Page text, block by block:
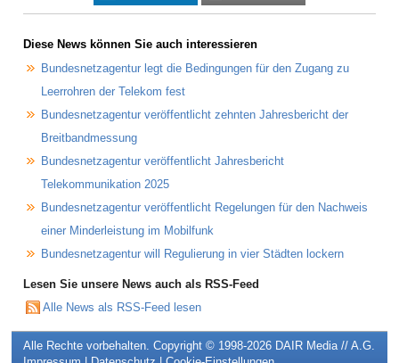
Diese News können Sie auch interessieren
Bundesnetzagentur legt die Bedingungen für den Zugang zu
Leerrohren der Telekom fest
Bundesnetzagentur veröffentlicht zehnten Jahresbericht der
Breitbandmessung
Bundesnetzagentur veröffentlicht Jahresbericht
Telekommunikation 2025
Bundesnetzagentur veröffentlicht Regelungen für den Nachweis
einer Minderleistung im Mobilfunk
Bundesnetzagentur will Regulierung in vier Städten lockern
Lesen Sie unsere News auch als RSS-Feed
Alle News als RSS-Feed lesen
Alle Rechte vorbehalten. Copyright © 1998-2026 DAIR Media // A.G.